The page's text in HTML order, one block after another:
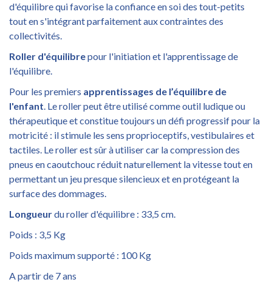
d'équilibre qui favorise la confiance en soi des tout-petits
tout en s'intégrant parfaitement aux contraintes des
collectivités.
Roller d'équilibrepour l'initiation et l'apprentissage de
l'équilibre.
Pour les premiers apprentissages de l’équilibre de
l'enfant. Le roller peut être utilisé comme outil ludique ou
thérapeutique et constitue toujours un défi progressif pour la
motricité : il stimule les sens proprioceptifs, vestibulaires et
tactiles. Le roller est sûr à utiliser car la compression des
pneus en caoutchouc réduit naturellement la vitesse tout en
permettant un jeu presque silencieux et en protégeant la
surface des dommages.
Longueurdu roller d'équilibre : 33,5 cm.
Poids : 3,5 Kg
Poids maximum supporté : 100 Kg
A partir de 7 ans